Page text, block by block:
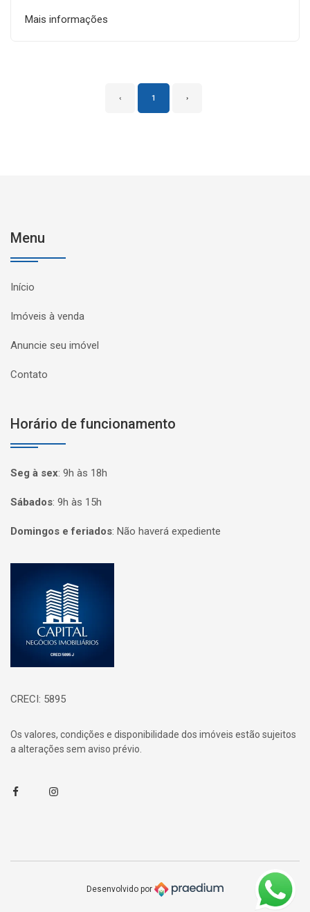
Mais informações
‹ 1 ›
Menu
Início
Imóveis à venda
Anuncie seu imóvel
Contato
Horário de funcionamento
Seg à sex: 9h às 18h
Sábados: 9h às 15h
Domingos e feriados: Não haverá expediente
CRECI: 5895
Os valores, condições e disponibilidade dos imóveis estão sujeitos
a alterações sem aviso prévio.
FacebookInstagram
Desenvolvido por